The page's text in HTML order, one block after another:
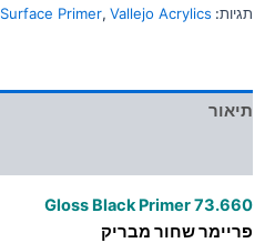
תגיות:
Surface Primer, Vallejo Acrylics
תיאור
Gloss Black Primer 73.660
פריימר שחור מבריק